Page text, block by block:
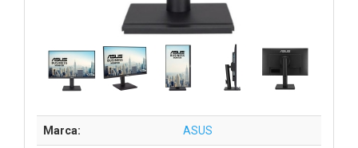
Marca: ASUS